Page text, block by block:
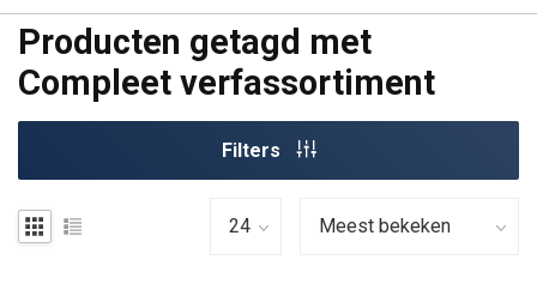
Producten getagd met
Compleet verfassortiment
Filters